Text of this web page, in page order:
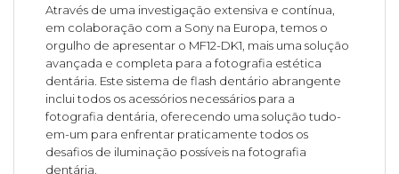
Através de uma investigação extensiva e contínua,
em colaboração com a Sony na Europa, temos o
orgulho de apresentar o MF12-DK1, mais uma solução
avançada e completa para a fotografia estética
dentária. Este sistema de flash dentário abrangente
inclui todos os acessórios necessários para a
fotografia dentária, oferecendo uma solução tudo-
em-um para enfrentar praticamente todos os
desafios de iluminação possíveis na fotografia
dentária.